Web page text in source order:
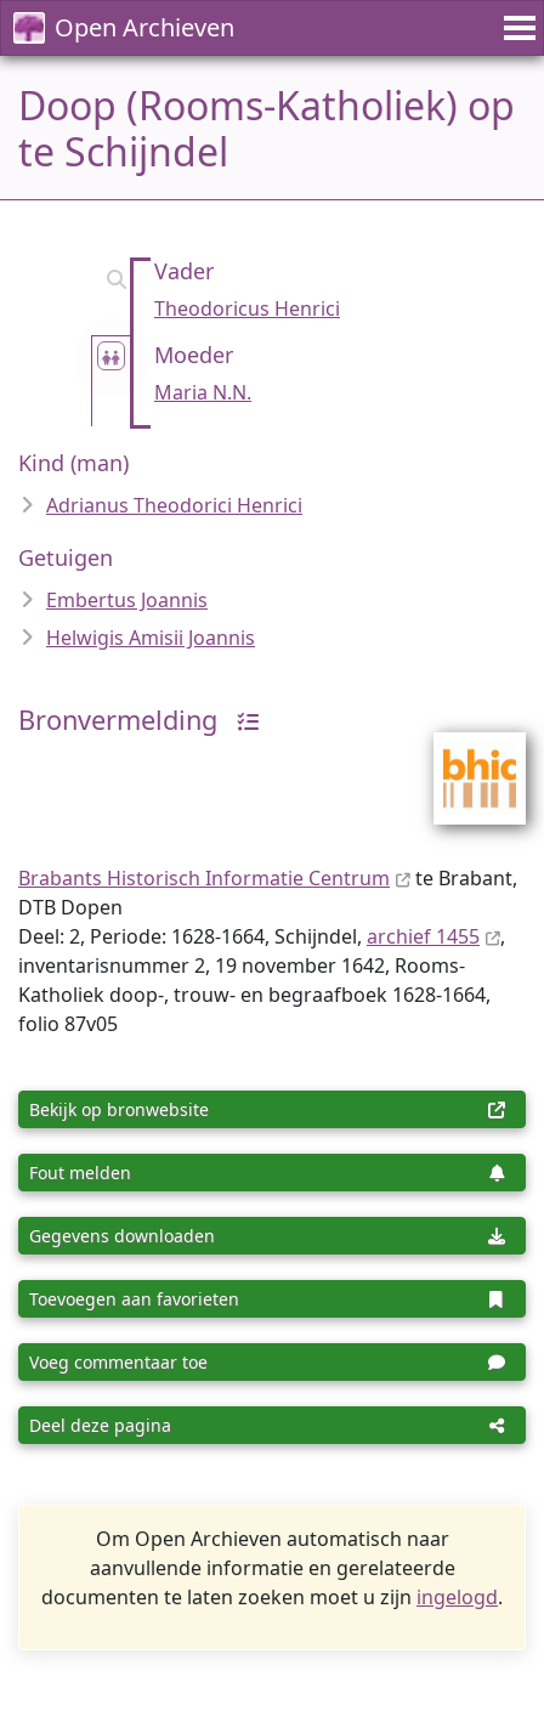
Open Archieven
Doop (Rooms-Katholiek) op
te Schijndel
Vader
Theodoricus Henrici
Moeder
Maria N.N.
Kind (man)
Adrianus Theodorici Henrici
Getuigen
Embertus Joannis
Helwigis Amisii Joannis
Bronvermelding
Brabants Historisch Informatie Centrum
te Brabant,
DTB Dopen
Deel: 2, Periode: 1628-1664, Schijndel, archief 1455
,
inventaris­num­mer 2, 19 november 1642, Rooms-
Katholiek doop-, trouw- en begraafboek 1628-1664,
folio 87v05
Bekijk op bronwebsite
Fout melden
Gegevens downloaden
Toevoegen aan favorieten
Voeg commentaar toe
Deel deze pagina
Om Open Archieven automatisch naar
aanvullende informatie en gerelateerde
documenten te laten zoeken moet u zijn ingelogd.